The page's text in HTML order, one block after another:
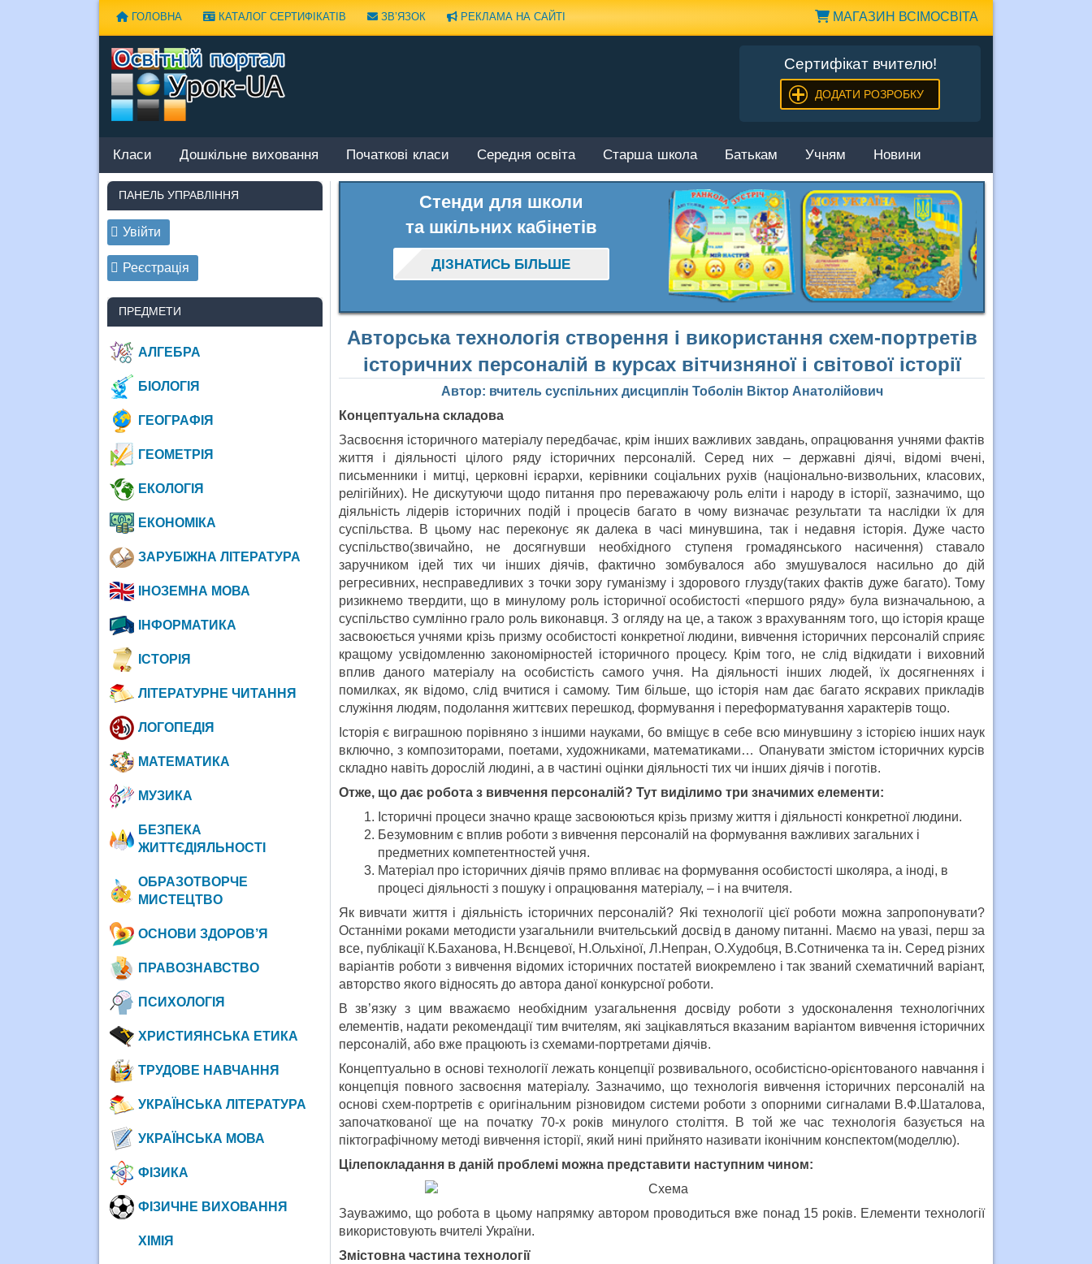
МАГАЗИН ВСІМОСВІТА
ГОЛОВНА КАТАЛОГ СЕРТИФІКАТІВ ЗВ’ЯЗОК РЕКЛАМА НА САЙТІ
Сертифікат вчителю!
ДОДАТИ РОЗРОБКУ
Класи Дошкільне виховання Початкові класи Середня освіта Старша школа Батькам Учням Новини
Стенди для школи
та шкільних кабінетів
ДІЗНАТИСЬ БІЛЬШЕ
Авторська технологія створення і використання схем-портретів
історичних персоналій в курсах вітчизняної і світової історії
Автор: вчитель суспільних дисциплін Тоболін Віктор Анатолійович
Концептуальна складова
Засвоєння історичного матеріалу передбачає, крім інших важливих завдань, опрацювання учнями фактів
життя і діяльності цілого ряду історичних персоналій. Серед них – державні діячі, відомі вчені,
письменники і митці, церковні ієрархи, керівники соціальних рухів (національно-визвольних, класових,
релігійних). Не дискутуючи щодо питання про переважаючу роль еліти і народу в історії, зазначимо, що
діяльність лідерів історичних подій і процесів багато в чому визначає результати та наслідки їх для
суспільства. В цьому нас переконує як далека в часі минувшина, так і недавня історія. Дуже часто
суспільство(звичайно, не досягнувши необхідного ступеня громадянського насичення) ставало
заручником ідей тих чи інших діячів, фактично зомбувалося або змушувалося насильно до дій
регресивних, несправедливих з точки зору гуманізму і здорового глузду(таких фактів дуже багато). Тому
ризикнемо твердити, що в минулому роль історичної особистості «першого ряду» була визначальною, а
суспільство сумлінно грало роль виконавця. З огляду на це, а також з врахуванням того, що історія краще
засвоюється учнями крізь призму особистості конкретної людини, вивчення історичних персоналій сприяє
кращому усвідомленню закономірностей історичного процесу. Крім того, не слід відкидати і виховний
вплив даного матеріалу на особистість самого учня. На діяльності інших людей, їх досягненнях і
помилках, як відомо, слід вчитися і самому. Тим більше, що історія нам дає багато яскравих прикладів
служіння людям, подолання життєвих перешкод, формування і переформатування характерів тощо.
Історія є виграшною порівняно з іншими науками, бо вміщує в себе всю минувшину з історією інших наук
включно, з композиторами, поетами, художниками, математиками… Опанувати змістом історичних курсів
складно навіть дорослій людині, а в частині оцінки діяльності тих чи інших діячів і поготів.
Отже, що дає робота з вивчення персоналій? Тут виділимо три значимих елементи:
Історичні процеси значно краще засвоюються крізь призму життя і діяльності конкретної людини.
Безумовним є вплив роботи з вивчення персоналій на формування важливих загальних і
предметних компетентностей учня.
Матеріал про історичних діячів прямо впливає на формування особистості школяра, а іноді, в
процесі діяльності з пошуку і опрацювання матеріалу, – і на вчителя.
Як вивчати життя і діяльність історичних персоналій? Які технології цієї роботи можна запропонувати?
Останніми роками методисти узагальнили вчительський досвід в даному питанні. Маємо на увазі, перш за
все, публікації К.Баханова, Н.Вєнцевої, Н.Ольхіної, Л.Непран, О.Худобця, В.Сотниченка та ін. Серед різних
варіантів роботи з вивчення відомих історичних постатей виокремлено і так званий схематичний варіант,
авторство якого відносять до автора даної конкурсної роботи.
В зв’язку з цим вважаємо необхідним узагальнення досвіду роботи з удосконалення технологічних
елементів, надати рекомендації тим вчителям, які зацікавляться вказаним варіантом вивчення історичних
персоналій, або вже працюють із схемами-портретами діячів.
Концептуально в основі технології лежать концепції розвивального, особистісно-орієнтованого навчання і
концепція повного засвоєння матеріалу. Зазначимо, що технологія вивчення історичних персоналій на
основі схем-портретів є оригінальним різновидом системи роботи з опорними сигналами В.Ф.Шаталова,
започаткованої ще на початку 70-х років минулого століття. В той же час технологія базується на
піктографічному методі вивчення історії, який нині прийнято називати іконічним конспектом(моделлю).
Цілепокладання в даній проблемі можна представити наступним чином:
Зауважимо, що робота в цьому напрямку автором проводиться вже понад 15 років. Елементи технології
використовують вчителі України.
Змістовна частина технології
ПАНЕЛЬ УПРАВЛІННЯ
Увійти
Реєстрація
ПРЕДМЕТИ
АЛГЕБРА
БІОЛОГІЯ
ГЕОГРАФІЯ
ГЕОМЕТРІЯ
ЕКОЛОГІЯ
ЕКОНОМІКА
ЗАРУБІЖНА ЛІТЕРАТУРА
ІНОЗЕМНА МОВА
ІНФОРМАТИКА
ІСТОРІЯ
ЛІТЕРАТУРНЕ ЧИТАННЯ
ЛОГОПЕДІЯ
МАТЕМАТИКА
МУЗИКА
БЕЗПЕКА
ЖИТТЄДІЯЛЬНОСТІ
ОБРАЗОТВОРЧЕ
МИСТЕЦТВО
ОСНОВИ ЗДОРОВ’Я
ПРАВОЗНАВСТВО
ПСИХОЛОГІЯ
ХРИСТИЯНСЬКА ЕТИКА
ТРУДОВЕ НАВЧАННЯ
УКРАЇНСЬКА ЛІТЕРАТУРА
УКРАЇНСЬКА МОВА
ФІЗИКА
ФІЗИЧНЕ ВИХОВАННЯ
ХІМІЯ